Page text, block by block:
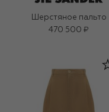
Шерстяное пальто
470 500 ₽